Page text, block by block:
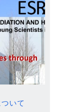
いて